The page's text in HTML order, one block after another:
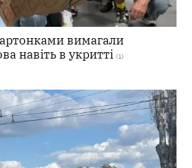
вимагали
навіть в укритті (1)